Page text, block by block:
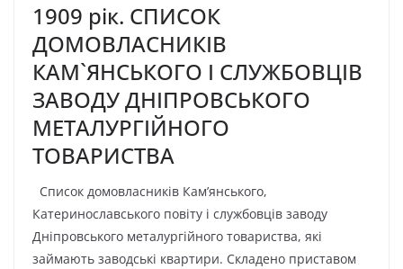
1909 рік. СПИСОК
ДОМОВЛАСНИКІВ
КАМ`ЯНСЬКОГО І СЛУЖБОВЦІВ
ЗАВОДУ ДНІПРОВСЬКОГО
МЕТАЛУРГІЙНОГО
ТОВАРИСТВА
Список домовласників Кам’янського,
Катеринославського повіту і службовців заводу
Дніпровського металургійного товариства, які
займають заводські квартири. Складено приставом